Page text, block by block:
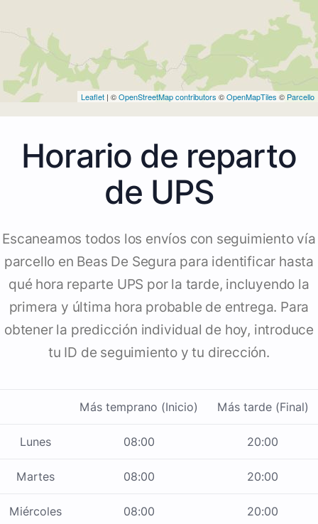
Leaflet | ©OpenStreetMap contributors ©OpenMapTiles © Parcello
Horario de reparto
de UPS
Escaneamos todos los envíos con seguimiento vía
parcello en Beas De Segura para identificar hasta
qué hora reparte UPS por la tarde, incluyendo la
primera y última hora probable de entrega. Para
obtener la predicción individual de hoy, introduce
tu ID de seguimiento y tu dirección.
Más temprano (Inicio) Más tarde (Final)
Lunes 08:00 20:00
Martes 08:00 20:00
Miércoles 08:00 20:00